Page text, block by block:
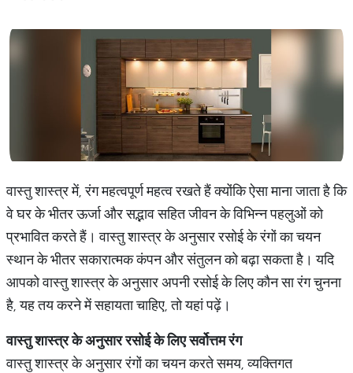
वास्तु शास्त्र में, रंग महत्वपूर्ण महत्व रखते हैं क्योंकि ऐसा माना जाता है कि
वे घर के भीतर ऊर्जा और सद्भाव सहित जीवन के विभिन्न पहलुओं को
प्रभावित करते हैं। वास्तु शास्त्र के अनुसार रसोई के रंगों का चयन
स्थान के भीतर सकारात्मक कंपन और संतुलन को बढ़ा सकता है। यदि
आपको वास्तु शास्त्र के अनुसार अपनी रसोई के लिए कौन सा रंग चुनना
है, यह तय करने में सहायता चाहिए, तो यहां पढ़ें।
वास्तुशास्त्रकेअनुसाररसोईकेलिएसर्वोत्तमरंग
वास्तु शास्त्र के अनुसार रंगों का चयन करते समय, व्यक्तिगत